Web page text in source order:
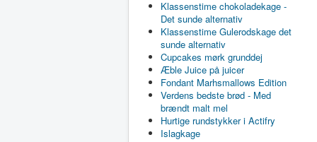
Klassenstime chokoladekage -
Det sunde alternativ
Klassenstime Gulerodskage det
sunde alternativ
Cupcakes mørk grunddej
Æble Juice på juicer
Fondant Marhsmallows Edition
Verdens bedste brød - Med
brændt malt mel
Hurtige rundstykker i Actifry
Islagkage